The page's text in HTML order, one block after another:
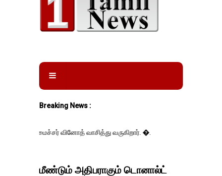
Breaking News :
வினோத் வாசித்து வருகிறார். �.
மீண்டும் அதிபராகும் டொனால்ட்